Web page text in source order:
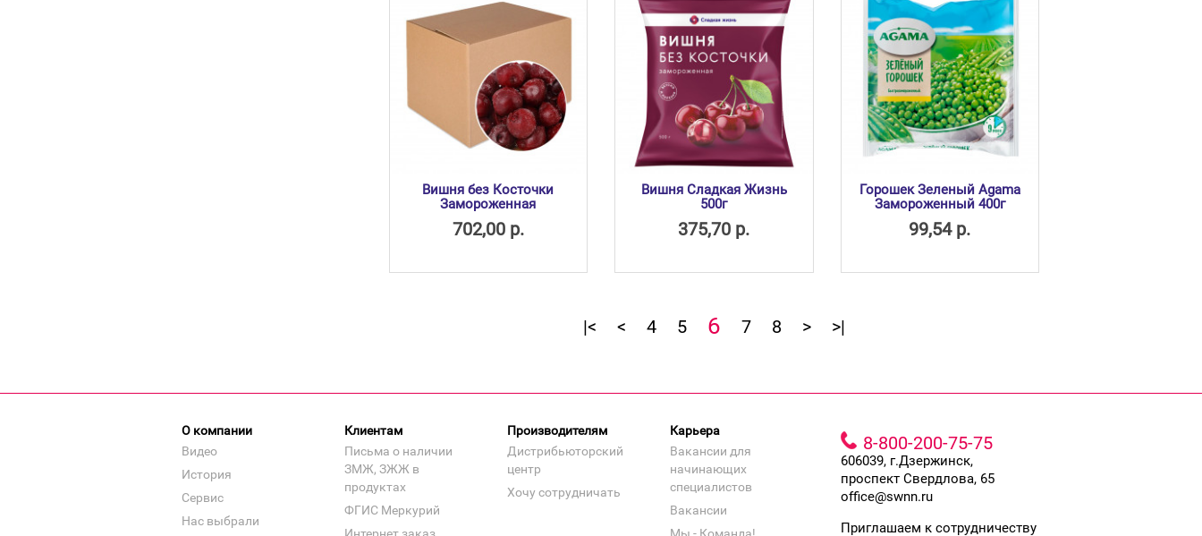
Вишня без Косточки
Замороженная
702,00 р.
Вишня Сладкая Жизнь
500г
375,70 р.
Горошек Зеленый Agama
Замороженный 400г
99,54 р.
|< < 4 5 6 7 8 > >|
О компании
Видео
История
Сервис
Нас выбрали
Клиентам
Письма о наличии
ЗМЖ, ЗЖЖ в
продуктах
ФГИС Меркурий
Интернет заказ
Производителям
Дистрибьюторский
центр
Хочу сотрудничать
Карьера
Вакансии для
начинающих
специалистов
Вакансии
Мы - Команда!
8-800-200-75-75
606039, г.Дзержинск,
проспект Свердлова, 65
office@swnn.ru
Приглашаем к сотрудничеству